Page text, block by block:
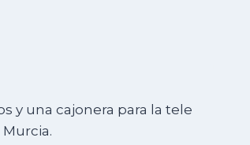
y una cajonera para la tele